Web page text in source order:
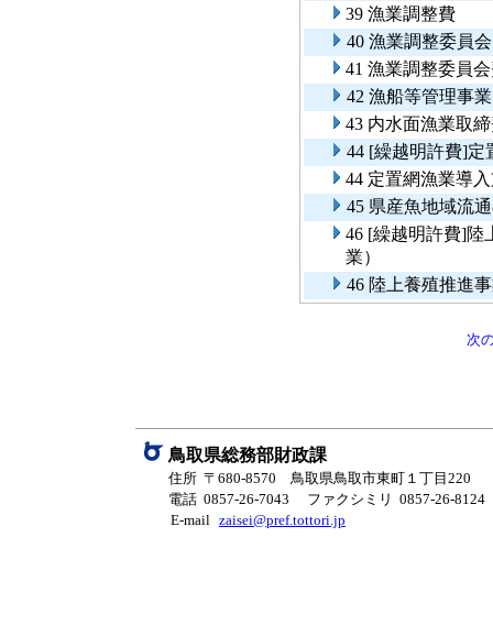
39 漁業調整費
40 漁業調整委員
41 漁業調整委員
42 漁船等管理事業
43 内水面漁業取
44 [繰越明許費]定
44 定置網漁業導
45 県産魚地域流
46 [繰越明許費]陸
業）
46 陸上養殖推進
次
鳥取県総務部財政課
住所 〒680-8570 鳥取県鳥取市東町１丁目220
電話 0857-26-7043
ファクシミリ 0857-26-8124
E-mail zaisei@pref.tottori.jp